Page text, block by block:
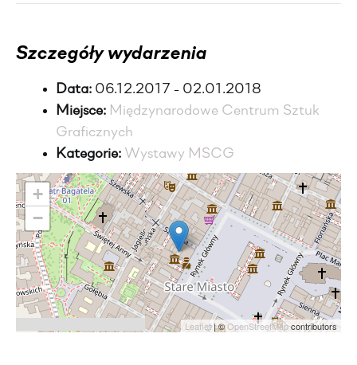
Szczegóły wydarzenia
Data: 06.12.2017 - 02.01.2018
Miejsce: Międzynarodowe Centrum Sztuk
Graficznych
Kategorie: Wystawy MSCG
+
−
Leaflet| ©OpenStreetMapcontributors